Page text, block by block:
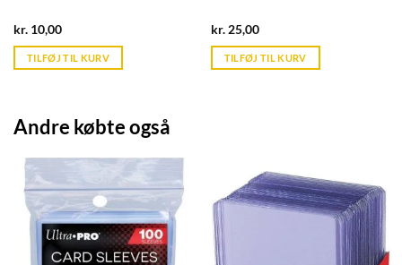
kr. 10,00Current
is:
kr. 39,95.
TILFØJ TIL KURV
kr.25,00Current
is:
kr. 39,95.
TILFØJ TIL KURV
Andre købte også